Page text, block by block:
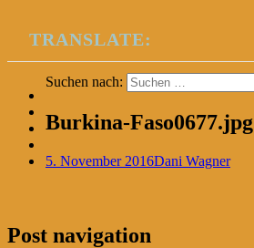
TRANSLATE:
Suchen nach:
Burkina-Faso0677.jpg
5. November 2016Dani Wagner
Post navigation